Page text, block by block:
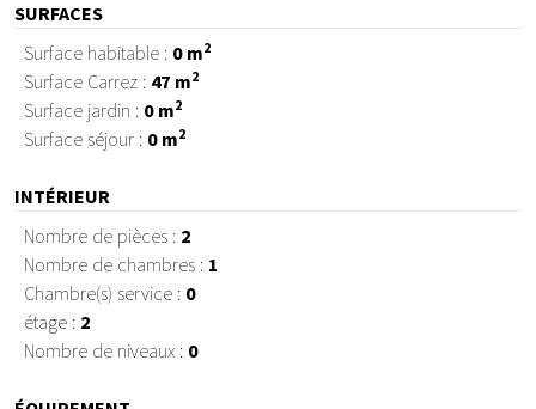
SURFACES
Surface habitable : 0 m2
Surface Carrez : 47 m2
Surface jardin : 0 m2
Surface séjour : 0 m2
INTÉRIEUR
Nombre de pièces : 2
Nombre de chambres : 1
Chambre(s) service : 0
étage : 2
Nombre de niveaux : 0